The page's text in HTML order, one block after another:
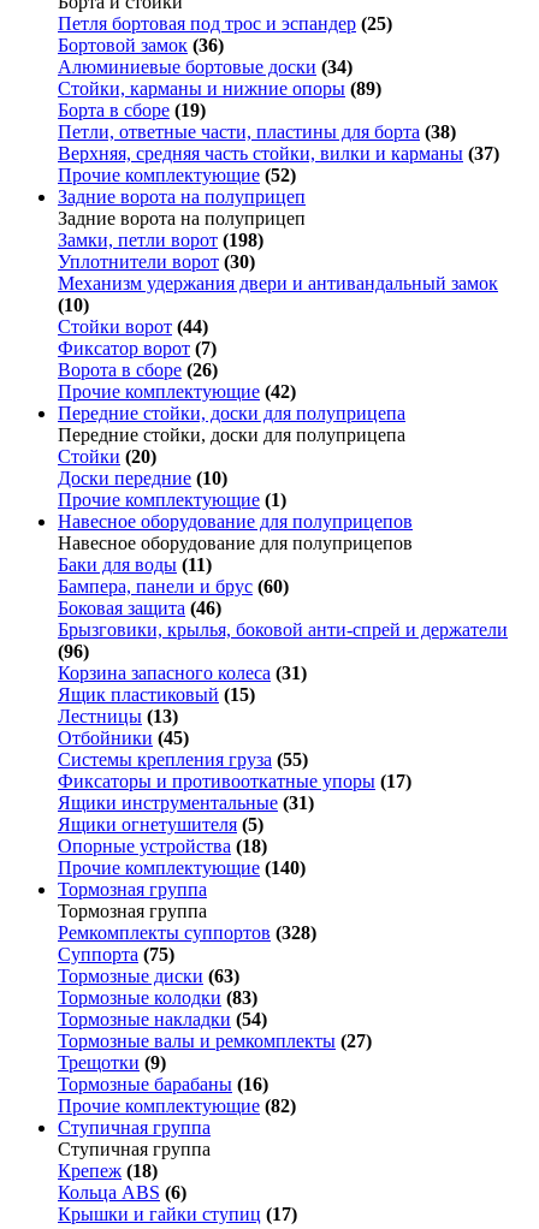
Петля бортовая под трос и эспандер (25)
Бортовой замок (36)
Алюминиевые бортовые доски (34)
Стойки, карманы и нижние опоры (89)
Борта в сборе (19)
Петли, ответные части, пластины для борта (38)
Верхняя, средняя часть стойки, вилки и карманы (37)
Прочие комплектующие (52)
Задние ворота на полуприцеп
Задние ворота на полуприцеп
Замки, петли ворот (198)
Уплотнители ворот (30)
Механизм удержания двери и антивандальный замок
(10)
Стойки ворот (44)
Фиксатор ворот (7)
Ворота в сборе (26)
Прочие комплектующие (42)
Передние стойки, доски для полуприцепа
Передние стойки, доски для полуприцепа
Стойки (20)
Доски передние (10)
Прочие комплектующие (1)
Навесное оборудование для полуприцепов
Навесное оборудование для полуприцепов
Баки для воды (11)
Бампера, панели и брус (60)
Боковая защита (46)
Брызговики, крылья, боковой анти-спрей и держатели
(96)
Корзина запасного колеса (31)
Ящик пластиковый (15)
Лестницы (13)
Отбойники (45)
Системы крепления груза (55)
Фиксаторы и противооткатные упоры (17)
Ящики инструментальные (31)
Ящики огнетушителя (5)
Опорные устройства (18)
Прочие комплектующие (140)
Тормозная группа
Тормозная группа
Ремкомплекты суппортов (328)
Суппорта (75)
Тормозные диски (63)
Тормозные колодки (83)
Тормозные накладки (54)
Тормозные валы и ремкомплекты (27)
Трещотки (9)
Тормозные барабаны (16)
Прочие комплектующие (82)
Ступичная группа
Ступичная группа
Крепеж (18)
Кольца ABS (6)
Крышки и гайки ступиц (17)